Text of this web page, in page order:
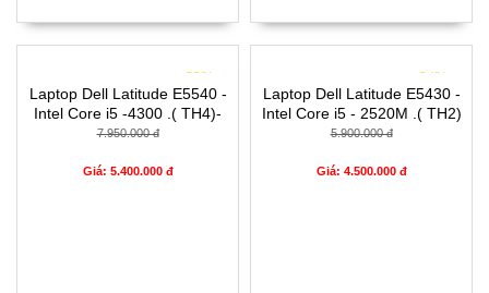
- 32%
Laptop Dell Latitude E5540 -
Intel Core i5 -4300 .( TH4)-
4G- SSD128G- 16.5
7.950.000 đ
Giá: 5.400.000 đ
- 24%
Laptop Dell Latitude E5430 -
Intel Core i5 - 2520M .( TH2)
(đồ họa ) - 4G- SSD120G-
5.900.000 đ
Giá: 4.500.000 đ